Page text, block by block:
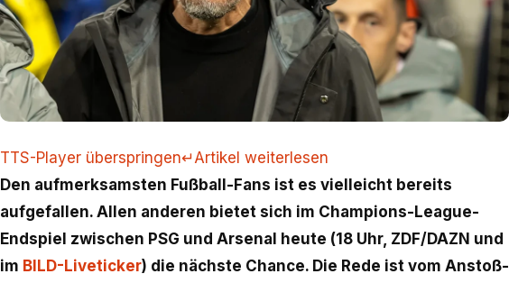
TTS-Player überspringen↵Artikel weiterlesen
Den aufmerksamsten Fußball-Fans ist es vielleicht bereits
aufgefallen. Allen anderen bietet sich im Champions-League-
Endspiel zwischen PSG und Arsenal heute (18 Uhr, ZDF/DAZN und
im BILD-Liveticker) die nächste Chance. Die Rede ist vom Anstoß-